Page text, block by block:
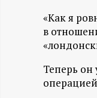
м
а
ц
«Как я
в
Теперь он